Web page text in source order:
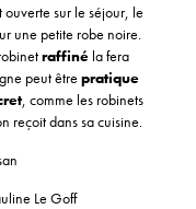
sur le séjour, le
une petite robe noire.
raffinéla fera
peut être pratique
, comme les robinets
reçoit dans sa cuisine.
Le Goff